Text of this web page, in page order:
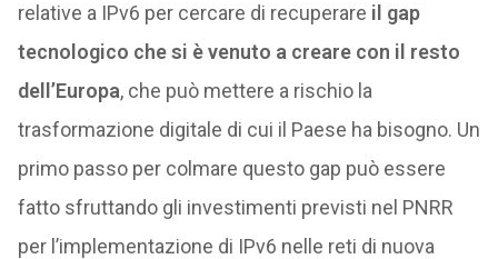
relative a IPv6 per cercare di recuperare il gap
tecnologico che si è venuto a creare con il resto
dell’Europa, che può mettere a rischio la
trasformazione digitale di cui il Paese ha bisogno. Un
primo passo per colmare questo gap può essere
fatto sfruttando gli investimenti previsti nel PNRR
per l’implementazione di IPv6 nelle reti di nuova